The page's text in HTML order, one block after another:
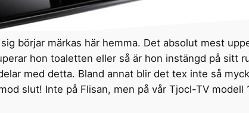
börjar märkas här hemma. Det absolut mest
hon toaletten eller så är hon instängd på sitt
med detta. Bland annat blir det tex inte så
slut! Inte på Flisan, men på vår Tjocl-TV